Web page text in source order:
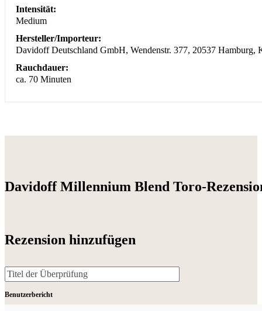
Intensität:
Medium
Hersteller/Importeur:
Davidoff Deutschland GmbH, Wendenstr. 377, 20537
Rauchdauer:
ca. 70 Minuten
Davidoff Millennium Blend Toro-
Rezension hinzufügen
Benutzerbericht